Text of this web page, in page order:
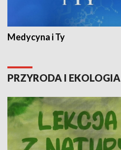
Medycyna i Ty
PRZYRODA I EKOLOGIA